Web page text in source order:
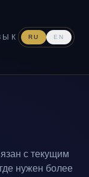
RU EN
с текущим
нужен более